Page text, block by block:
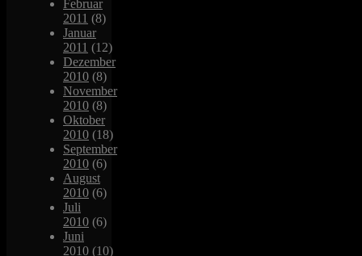
Februar
2011 (8)
Januar
2011 (12)
Dezember
2010 (8)
November
2010 (8)
Oktober
2010 (18)
September
2010 (6)
August
2010 (6)
Juli
2010 (6)
Juni
2010 (10)